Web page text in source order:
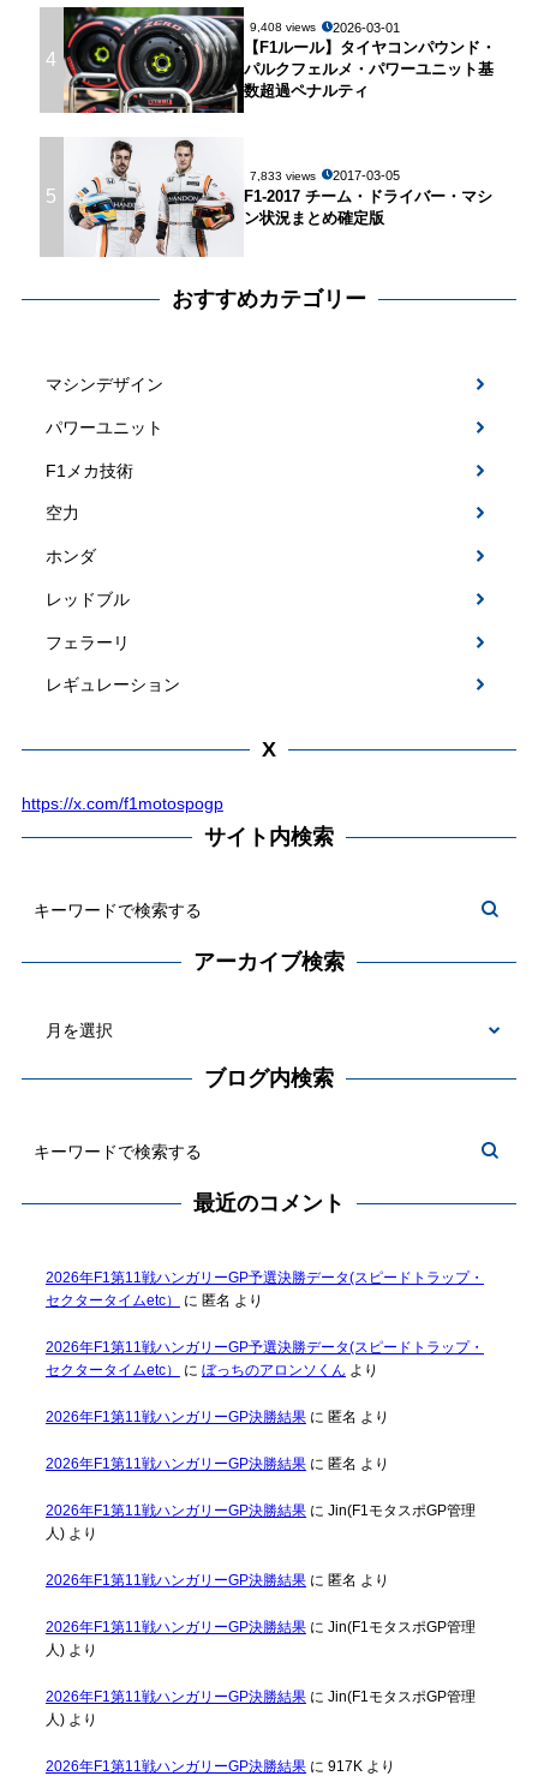
4
9,408 views 2026-03-01
【F1ルール】タイヤコンパウンド・
パルクフェルメ・パワーユニット基
数超過ペナルティ
5
7,833 views 2017-03-05
F1-2017 チーム・ドライバー・マシ
ン状況まとめ確定版
おすすめカテゴリー
マシンデザイン
パワーユニット
F1メカ技術
空力
ホンダ
レッドブル
フェラーリ
レギュレーション
X
https://x.com/f1motospogp
サイト内検索
アーカイブ検索
ブログ内検索
最近のコメント
2026年F1第11戦ハンガリーGP予選決勝データ(スピードトラップ・
セクタータイムetc）
に 匿名 より
2026年F1第11戦ハンガリーGP予選決勝データ(スピードトラップ・
セクタータイムetc）
に ぼっちのアロンソくん より
2026年F1第11戦ハンガリーGP決勝結果に 匿名 より
2026年F1第11戦ハンガリーGP決勝結果に 匿名 より
2026年F1第11戦ハンガリーGP決勝結果に Jin(F1モタスポGP管理
人)より
2026年F1第11戦ハンガリーGP決勝結果に 匿名 より
2026年F1第11戦ハンガリーGP決勝結果に Jin(F1モタスポGP管理
人)より
2026年F1第11戦ハンガリーGP決勝結果に Jin(F1モタスポGP管理
人)より
2026年F1第11戦ハンガリーGP決勝結果に 917Kより